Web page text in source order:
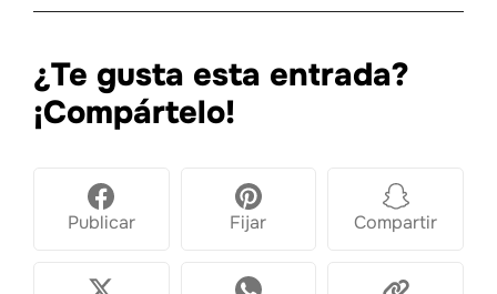
¿Te gusta esta entrada?
¡Compártelo!
Publicar Fijar Compartir